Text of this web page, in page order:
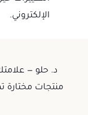
الإلكتروني.
منتجات مختارة